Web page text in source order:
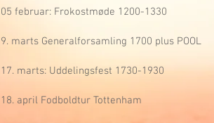
05 februar: Frokostmøde 1200-1330
9. marts Generalforsamling 1700 plus POOL
17. marts: Uddelingsfest 1730-1930
18. april Fodboldtur Tottenham